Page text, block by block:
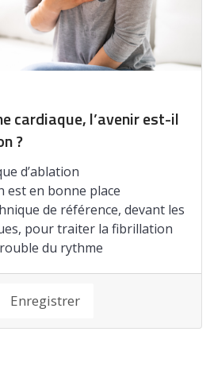
cardiaque, l’avenir est-il
?
d’ablation
en bonne place
de référence, devant les
pour traiter la fibrillation
du rythme
Enregistrer